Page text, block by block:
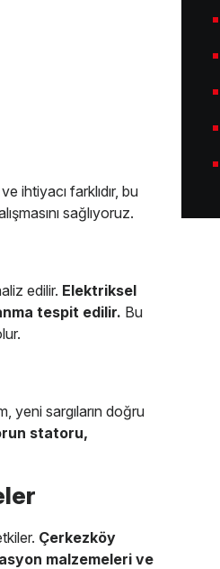
ihtiyacı farklıdır, bu
sağlıyoruz.
edilir. Elektriksel
tespit edilir. Bu
yeni sargıların doğru
statoru,
Çerkezköy
malzemeleri ve